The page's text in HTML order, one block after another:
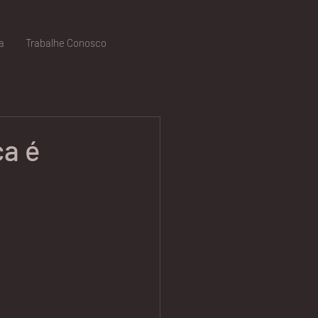
Trabalhe Conosco
é